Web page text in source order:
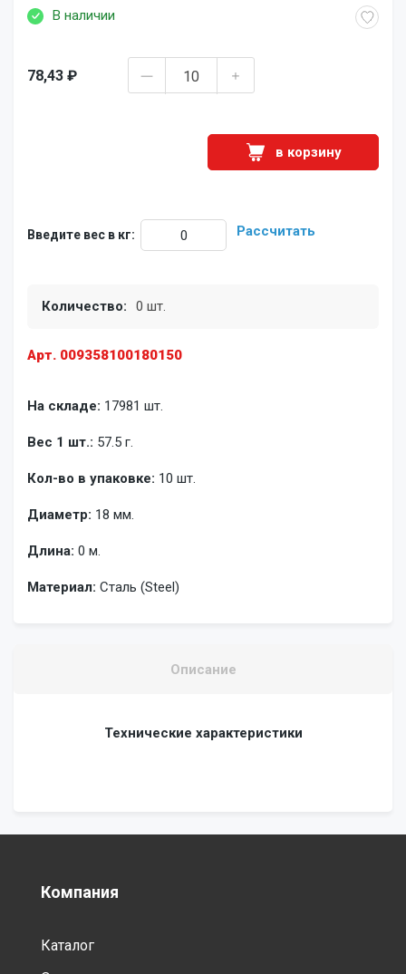
Арт. 009358100180150
В наличии
На складе: 17981 шт.
Вес 1 шт.: 57.5 г.
Кол-во в упаковке: 10 шт.
Диаметр: 18 мм.
Длина: 0 м.
Материал: Сталь (Steel)
78,43 ₽
в корзину
Введите вес в кг: Рассчитать
Количество: 0 шт.
Описание
Технические характеристики
Компания
Каталог